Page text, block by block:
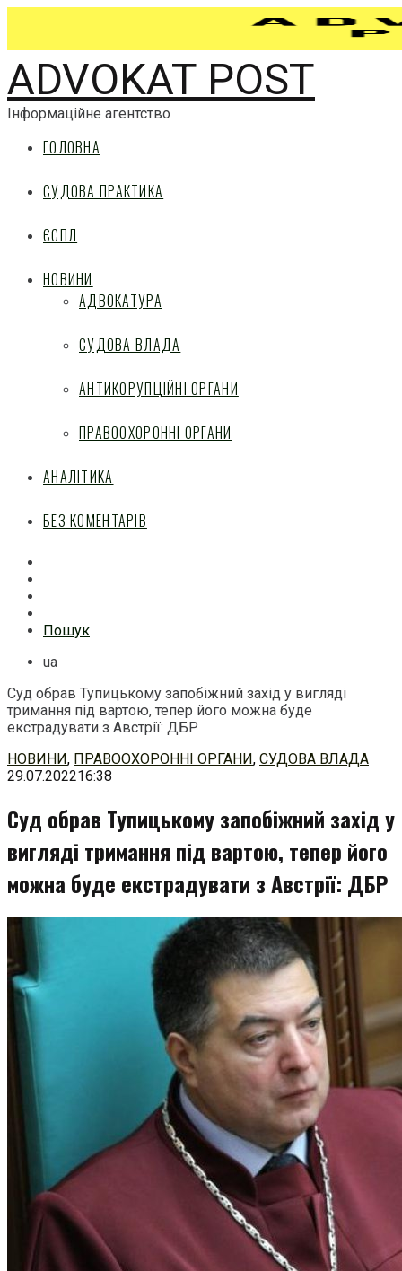
ADVOKAT POST
Інформаційне агентство
ГОЛОВНА
СУДОВА ПРАКТИКА
ЄСПЛ
НОВИНИ
АДВОКАТУРА
СУДОВА ВЛАДА
АНТИКОРУПЦІЙНІ ОРГАНИ
ПРАВООХОРОННІ ОРГАНИ
АНАЛІТИКА
БЕЗ КОМЕНТАРІВ
Пошук
ua
Суд обрав Тупицькому запобіжний захід у вигляді
тримання під вартою, тепер його можна буде
екстрадувати з Австрії: ДБР
Перейти
до
НОВИНИ, ПРАВООХОРОННІ ОРГАНИ, СУДОВА ВЛАДА
29.07.202216:38
Суд обрав Тупицькому запобіжний захід у
вигляді тримання під вартою, тепер його
можна буде екстрадувати з Австрії: ДБР